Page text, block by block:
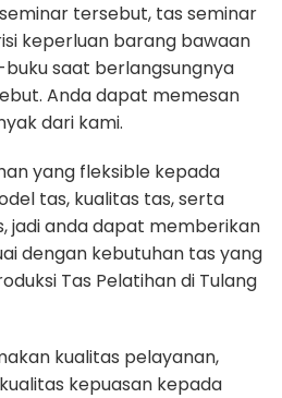
tersebut, tas seminar
keperluan barang bawaan
saat berlangsungnya
Anda dapat memesan
dari kami.
yang fleksible kepada
tas, kualitas tas, serta
jadi anda dapat memberikan
dengan kebutuhan tas yang
Tas Pelatihan di Tulang
kualitas pelayanan,
kepuasan kepada